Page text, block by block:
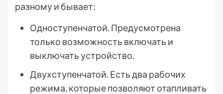
разному и бывает:
Одноступенчатой. Предусмотрена
только возможность включать и
выключать устройство.
Двухступенчатой. Есть два рабочих
режима, которые позволяют отапливать